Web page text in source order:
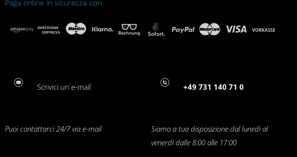
Paga online in sicurezza con
Scrivici un´e-mail +49 731 140 71 0
Puoi contattarci 24/7 via e-mail
Siamo a tua disposizione dal lunedì al
venerdì dalle 8:00 alle 17:00